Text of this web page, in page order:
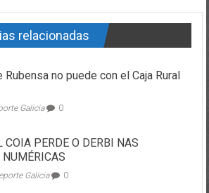
relacionadas
Rubensa no puede con el Caja Rural
Galicia 0
COIA PERDE O DERBI NAS
NUMÉRICAS
Galicia 0